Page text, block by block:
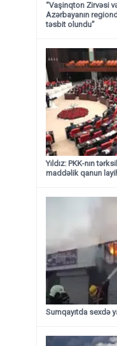
“Vaşinqton Zirvəsi
Azərbayanın
təsbit olundu”
Yıldız: PKK-nın
maddəlik qanun
Sumqayıtda sexdə